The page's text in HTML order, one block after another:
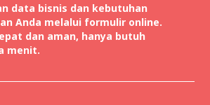
data bisnis dan kebutuhan
Anda melalui formulir online.
dan aman, hanya butuh
menit.